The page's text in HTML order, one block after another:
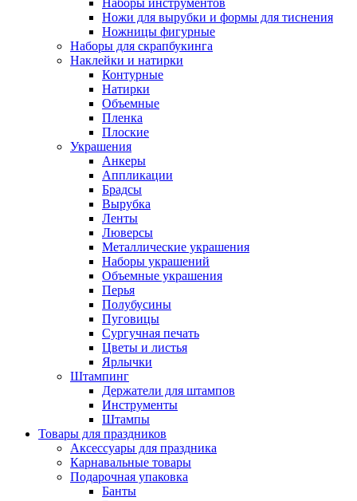
Наборы инструментов
Ножи для вырубки и формы для тиснения
Ножницы фигурные
Наборы для скрапбукинга
Наклейки и натирки
Контурные
Натирки
Объемные
Пленка
Плоские
Украшения
Анкеры
Аппликации
Брадсы
Вырубка
Ленты
Люверсы
Металлические украшения
Наборы украшений
Объемные украшения
Перья
Полубусины
Пуговицы
Сургучная печать
Цветы и листья
Ярлычки
Штампинг
Держатели для штампов
Инструменты
Штампы
Товары для праздников
Аксессуары для праздника
Карнавальные товары
Подарочная упаковка
Банты